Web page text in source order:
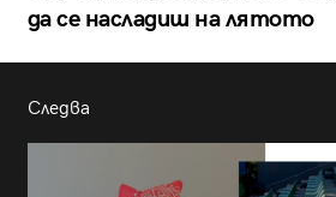
да се насладиш на лятото
Следва